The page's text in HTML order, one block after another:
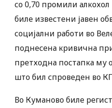
со 0,70 промили алкохол
биле известени јавен
социјални работи во
поднесена кривична
претходна постапка му
што бил спроведен во
Во Куманово биле